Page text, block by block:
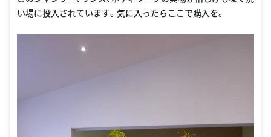
い場に投入されています。気に入ったらここで購入を。